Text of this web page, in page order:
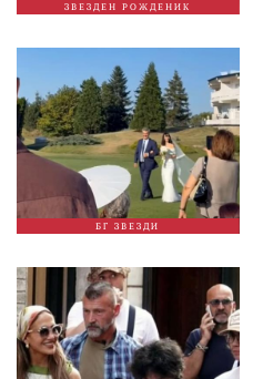
ЗВЕЗДЕН РОЖДЕНИК
БГ ЗВЕЗДИ